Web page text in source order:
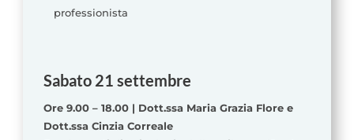
professionista
Sabato 21 settembre
Ore 9.00 – 18.00 | Dott.ssa Maria Grazia Flore e
Dott.ssa Cinzia Correale